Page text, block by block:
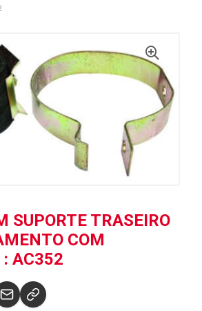
SUPORTE TRASEIRO
COM
: AC352